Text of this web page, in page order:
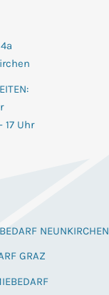
17 Uhr
NEUNKIRCHEN
GRAZ